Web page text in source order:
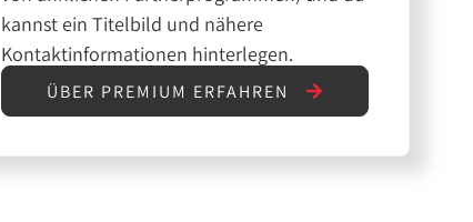
kannst ein Titelbild und nähere
Kontaktinformationen hinterlegen.
ÜBER PREMIUM ERFAHREN